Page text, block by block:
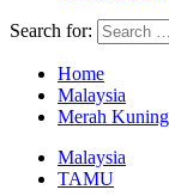
Search for:
Home
Malaysia
Merah
Malaysia
TAMU